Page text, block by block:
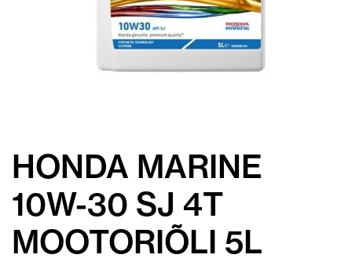
HONDA MARINE
10W-30 SJ 4T
MOOTORIÕLI 5L